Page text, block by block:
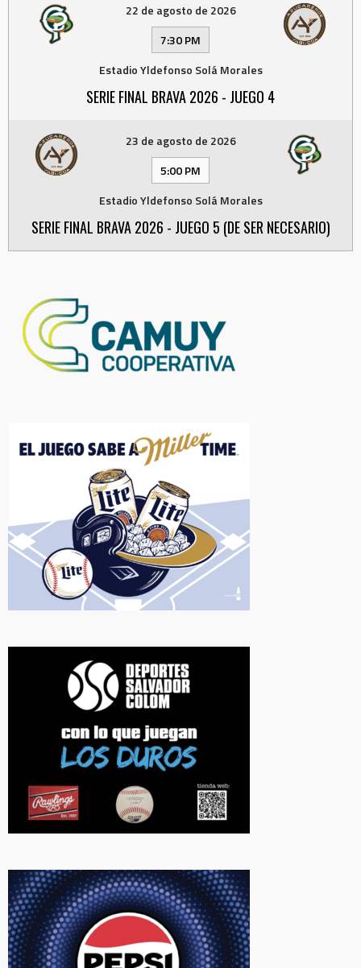
22 de agosto de 2026
7:30 PM
Estadio Yldefonso Solá Morales
SERIE FINAL BRAVA 2026 - JUEGO 4
23 de agosto de 2026
5:00 PM
Estadio Yldefonso Solá Morales
SERIE FINAL BRAVA 2026 - JUEGO 5 (DE SER NECESARIO)